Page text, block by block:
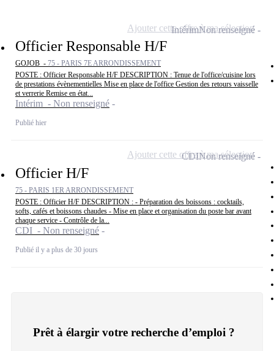
Officier Responsable H/F
GOJOB - 75 - PARIS 7E ARRONDISSEMENT
POSTE : Officier Responsable H/F DESCRIPTION : Tenue de l'office/cuisine lors
de prestations évènementielles Mise en place de l'office Gestion des retours vaisselle
et verrerie Remise en état...
Intérim - Non renseigné
Publié hier
IntérimNon renseigné
Ajouter cette offre à ma sélection
Officier H/F
75 - PARIS 1ER ARRONDISSEMENT
POSTE : Officier H/F DESCRIPTION : - Préparation des boissons : cocktails,
softs, cafés et boissons chaudes - Mise en place et organisation du poste bar avant
chaque service - Contrôle de la...
CDI - Non renseigné
Publié il y a plus de 30 jours
CDINon renseigné
Ajouter cette offre à ma sélection
Prêt à élargir votre recherche d’emploi ?